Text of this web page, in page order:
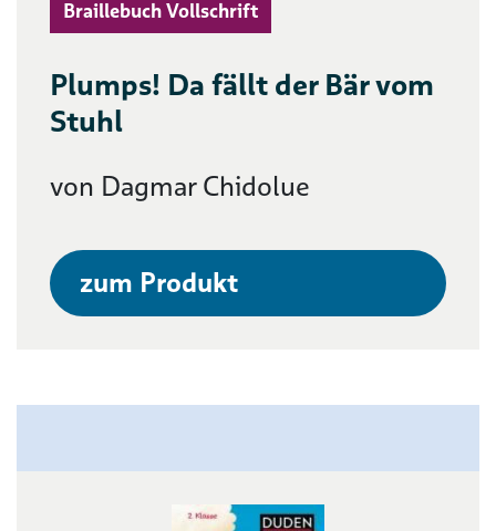
Braillebuch Vollschrift
Plumps! Da fällt der Bär vom
Stuhl
von Dagmar Chidolue
zum Produkt